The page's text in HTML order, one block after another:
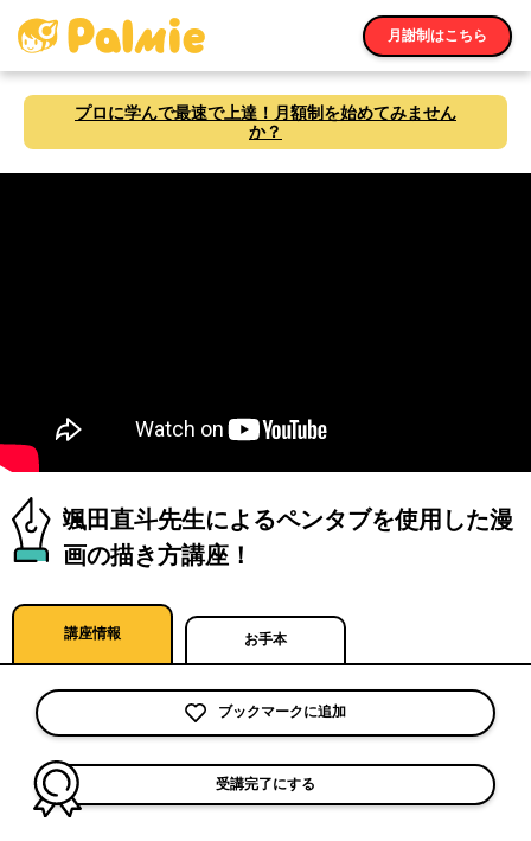
月謝制はこちら
プロに学んで最速で上達！月額制を始めてみません
か？
颯田直斗先生によるペンタブを使用した漫
画の描き方講座！
講座情報 お手本
ブックマークに追加
受講完了にする